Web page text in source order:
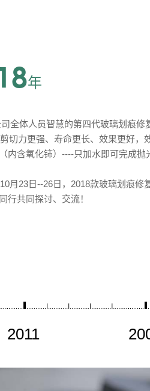
2018年10月德国杜塞尔多夫
年
全体人员智慧的第四代玻璃划痕修
切力更强、寿命更长、效果更好，
内含氧化铈）----只加水即可完成抛
月23日--26日，2018款玻璃划痕修
行共同探讨、交流！
2011